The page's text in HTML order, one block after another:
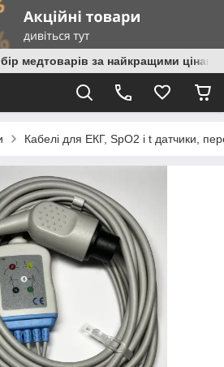
медтоварів за найкращими цінами
Кабелі для ЕКГ, SpO2 і t датчики,